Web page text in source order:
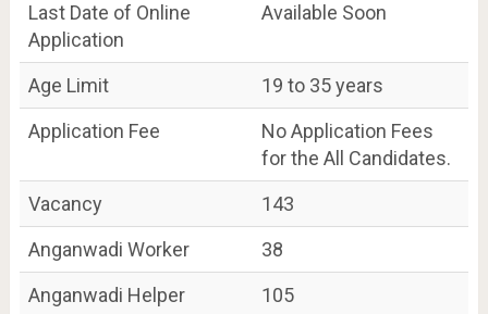
Last Date of Online
Application
Available Soon
Age Limit
19 to 35 years
Application Fee
No Application Fees
for the All Candidates.
Vacancy
143
Anganwadi Worker
38
Anganwadi Helper
105